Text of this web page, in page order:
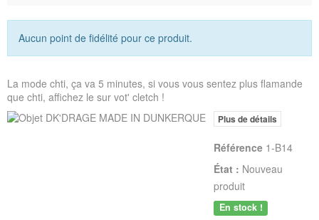
Aucun point de fidélité pour ce produit.
La mode chti, ça va 5 minutes, si vous vous sentez plus flamande
que chti, affichez le sur vot' cletch !
Plus de détails
Référence 1-B14
État : Nouveau
produit
En stock !